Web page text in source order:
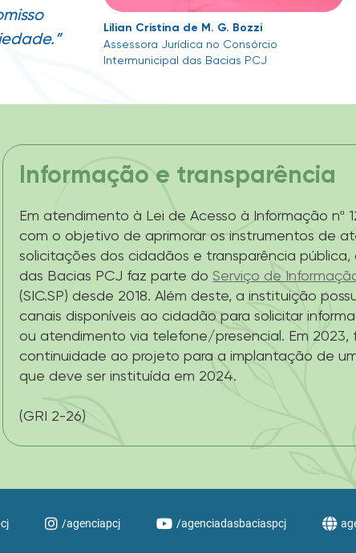
Lilian Cristina de M. G. Bozzi
Assessora Jurídica no Consórcio
Intermunicipal das Bacias PCJ
Informação e transparência
Em atendimento à Lei de Acesso à Informação nº
com o objetivo de aprimorar os instrumentos de
solicitações dos cidadãos e transparência pública,
das Bacias PCJ faz parte do Serviço de
(SIC.SP) desde 2018. Além deste, a instituição
canais disponíveis ao cidadão para solicitar
ou atendimento via telefone/presencial. Em 2023,
continuidade ao projeto para a implantação de
que deve ser instituída em 2024.
(GRI 2-26)
/agenciapcj /agenciadasbaciaspcj